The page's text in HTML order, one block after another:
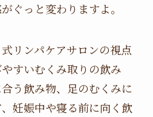
ぐっと変わりますよ。
リンパケアサロンの視点
すいむくみ取りの飲み
う飲み物、足のむくみに
妊娠中や寝る前に向く飲